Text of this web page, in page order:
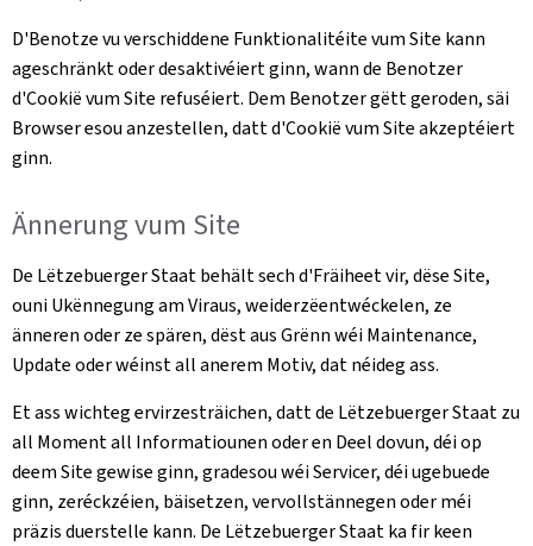
D'Benotze vu verschiddene Funktionalitéite vum Site kann
ageschränkt oder desaktivéiert ginn, wann de Benotzer
d'Cookië vum Site refuséiert. Dem Benotzer gëtt geroden, säi
Browser esou anzestellen, datt d'Cookië vum Site akzeptéiert
ginn.
Ännerung vum Site
De Lëtzebuerger Staat behält sech d'Fräiheet vir, dëse Site,
ouni Ukënnegung am Viraus, weiderzëentwéckelen, ze
änneren oder ze spären, dëst aus Grënn wéi Maintenance,
Update oder wéinst all anerem Motiv, dat néideg ass.
Et ass wichteg ervirzesträichen, datt de Lëtzebuerger Staat zu
all Moment all Informatiounen oder en Deel dovun, déi op
deem Site gewise ginn, gradesou wéi Servicer, déi ugebuede
ginn, zeréckzéien, bäisetzen, vervollstännegen oder méi
präzis duerstelle kann. De Lëtzebuerger Staat ka fir keen